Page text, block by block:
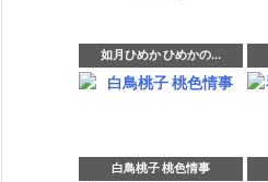
如月ひめか ひめかの...
白鳥桃子 桃色情事